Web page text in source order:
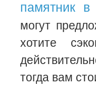
памятник в
могут
хотите
тогда вам